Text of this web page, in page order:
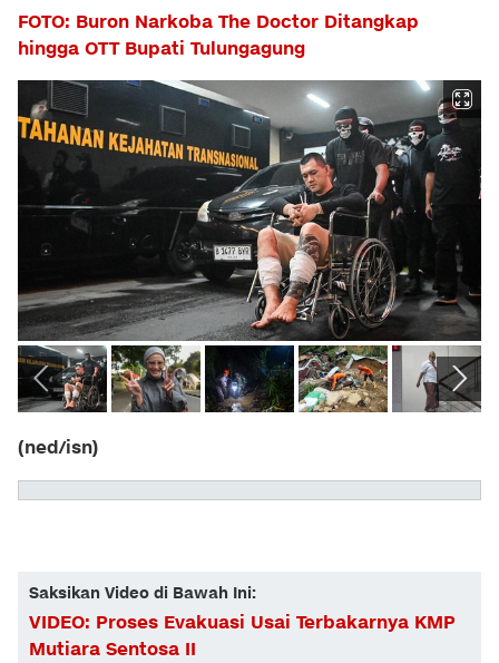
FOTO: Buron Narkoba The Doctor Ditangkap
hingga OTT Bupati Tulungagung
(ned/isn)
Saksikan Video di Bawah Ini:
VIDEO: Proses Evakuasi Usai Terbakarnya KMP
Mutiara Sentosa II